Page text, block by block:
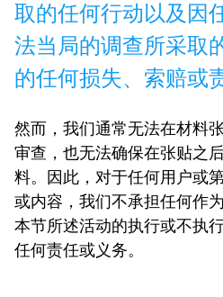
取的任何行动以及因
法当局的调查所采取
的任何损失、索赔或
然而，我们通常无法在材料
审查，也无法确保在张贴之
料。因此，对于任何用户或
或内容，我们不承担任何作
本节所述活动的执行或不执
任何责任或义务。